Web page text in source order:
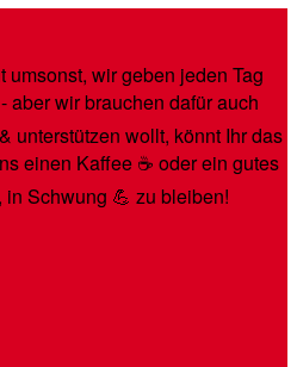
wir geben jeden Tag
aber wir brauchen dafür auch
unterstützen wollt, könnt Ihr das
einen Kaffee ☕️ oder ein gutes
Schwung 💪 zu bleiben!